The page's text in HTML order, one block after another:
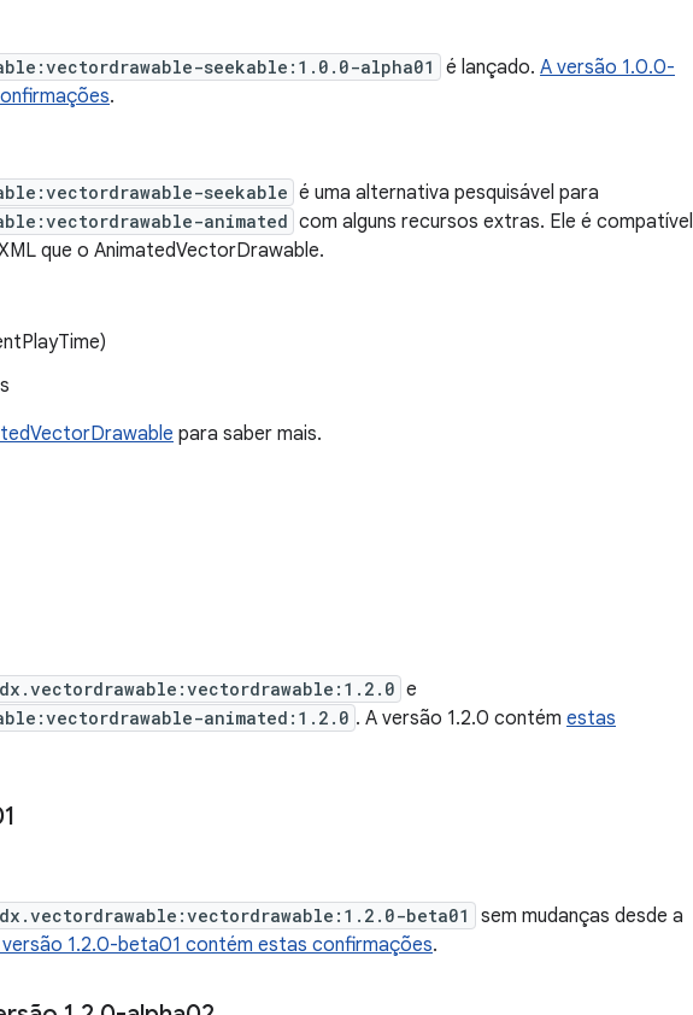
seekable:1.0.0-alpha01 é lançado. A versão 1.0.0-
.
seekable é uma alternativa pesquisável para
animated com alguns recursos extras. Ele é compatível
que o AnimatedVectorDrawable.
para saber mais.
e
animated:1.2.0 . A versão 1.2.0 contém estas
beta01
sem mudanças desde a
versão 1.2.0-beta01 contém estas confirmações.